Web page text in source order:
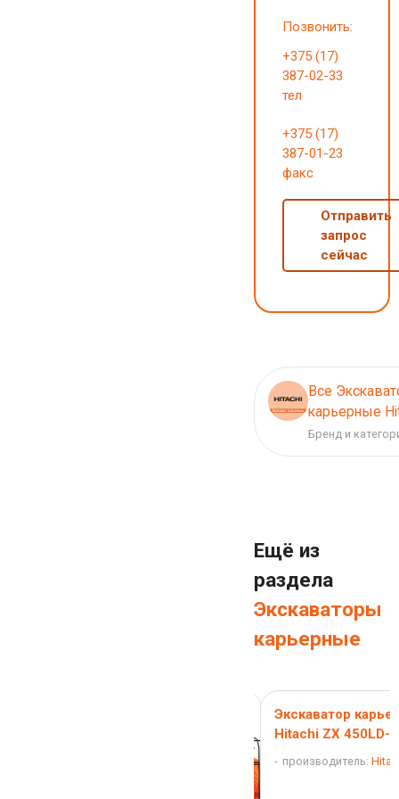
Позвонить:
+375 (17)
387-02-33
тел
+375 (17)
387-01-23
факс
Отправить
запрос
сейчас
Все
карьерные
Бренд и
Ещё из
раздела
Экскаваторы
карьерные
Экскаватор
Hitachi ZX 450LD-3
производитель: